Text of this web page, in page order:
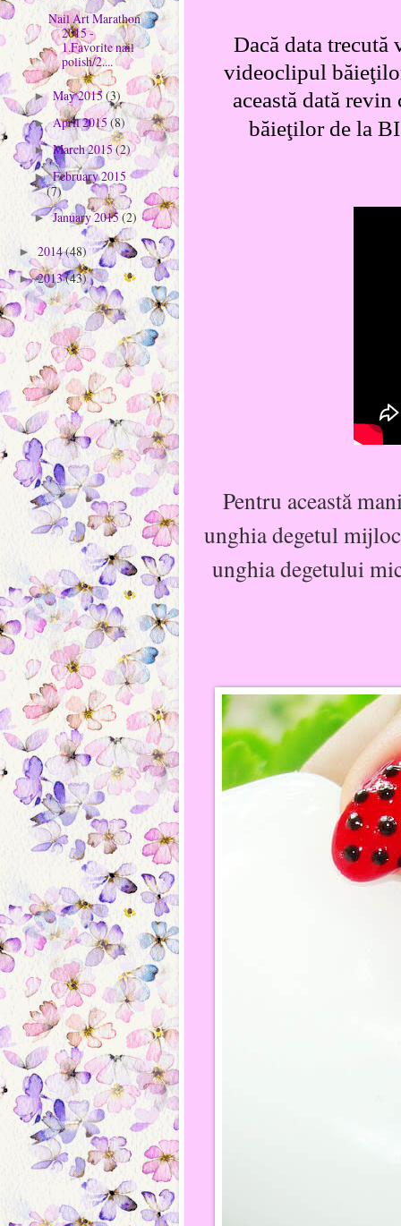
Dacă data trecută
videoclipul
această dată
băieţilor de la
Pentru această
unghia degetul
unghia degetului
Nail Art Marathon
2015 -
1.Favorite nail
polish/2....
► May 2015 (3)
►April 2015(8)
►March 2015(2)
►February 2015
(7)
►January 2015 (2)
► 2014(48)
►2013(43)